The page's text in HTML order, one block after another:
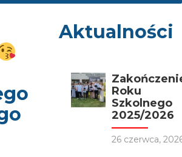
Aktualności
Roku
Szkolnego
2025/2026
26 czerwca,